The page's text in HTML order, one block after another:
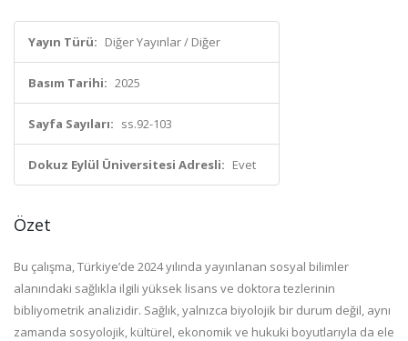
Yayın Türü: Diğer Yayınlar / Diğer
Basım Tarihi: 2025
Sayfa Sayıları: ss.92-103
Dokuz Eylül Üniversitesi Adresli: Evet
Özet
Bu çalışma, Türkiye’de 2024 yılında yayınlanan sosyal bilimler
alanındaki sağlıkla ilgili yüksek lisans ve doktora tezlerinin
bibliyometrik analizidir. Sağlık, yalnızca biyolojik bir durum değil, aynı
zamanda sosyolojik, kültürel, ekonomik ve hukuki boyutlarıyla da ele